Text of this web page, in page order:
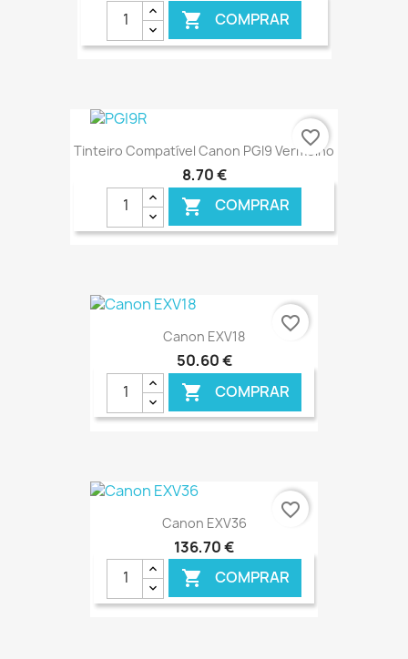
 COMPRAR
€ ONLINE
Tinteiro Compatível Canon PGI9 Vermelho
8,70 €
 COMPRAR
€ ONLINE
favorite_border
Canon EXV18
50,60 €
 COMPRAR
€ ONLINE
favorite_border
Canon EXV36
136,70 €
 COMPRAR
favorite_border